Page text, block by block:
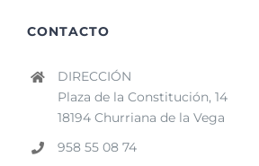
CONTACTO
DIRECCIÓN
Plaza de la Constitución, 14
18194 Churriana de la Vega
958 55 08 74